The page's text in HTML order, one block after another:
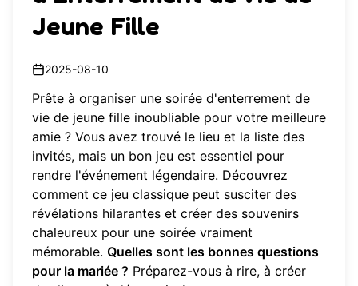
Jeune Fille
2025-08-10
Prête à organiser une soirée d'enterrement de
vie de jeune fille inoubliable pour votre meilleure
amie ? Vous avez trouvé le lieu et la liste des
invités, mais un bon jeu est essentiel pour
rendre l'événement légendaire. Découvrez
comment ce jeu classique peut susciter des
révélations hilarantes et créer des souvenirs
chaleureux pour une soirée vraiment
mémorable. Quelles sont les bonnes questions
pour la mariée ? Préparez-vous à rire, à créer